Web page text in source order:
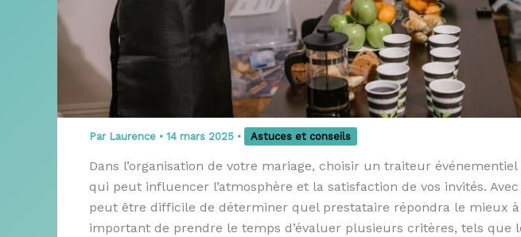
Par Laurence • 14 mars 2025 • Astuces et conseils
Dans l’organisation de votre mariage, choisir un traiteur
qui peut influencer l’atmosphère et la satisfaction de vos invités.
peut être difficile de déterminer quel prestataire répondra le mieux à
important de prendre le temps d’évaluer plusieurs critères, tels que